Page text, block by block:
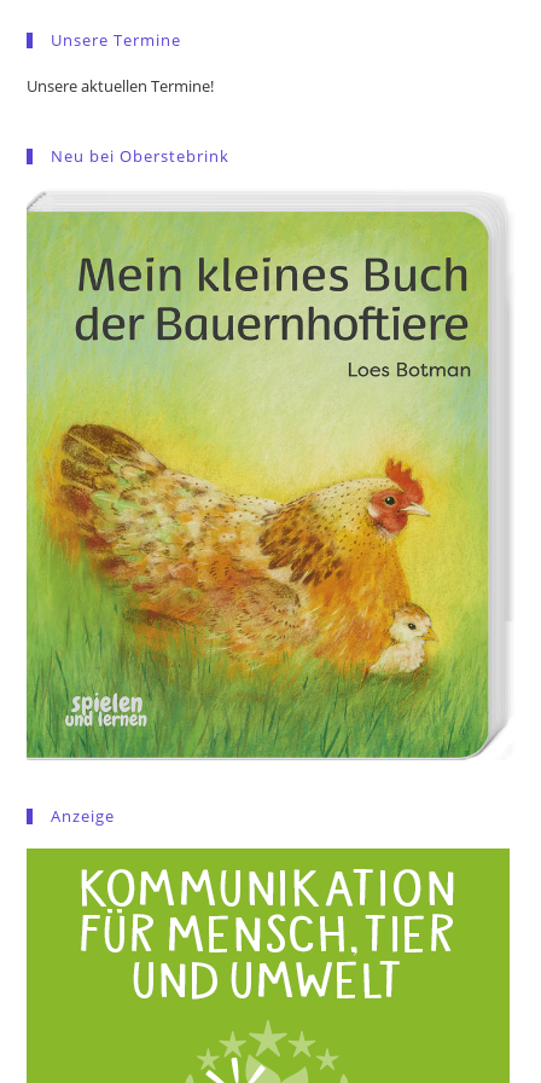
Unsere Termine
Unsere aktuellen Termine!
Neu bei Oberstebrink
Anzeige